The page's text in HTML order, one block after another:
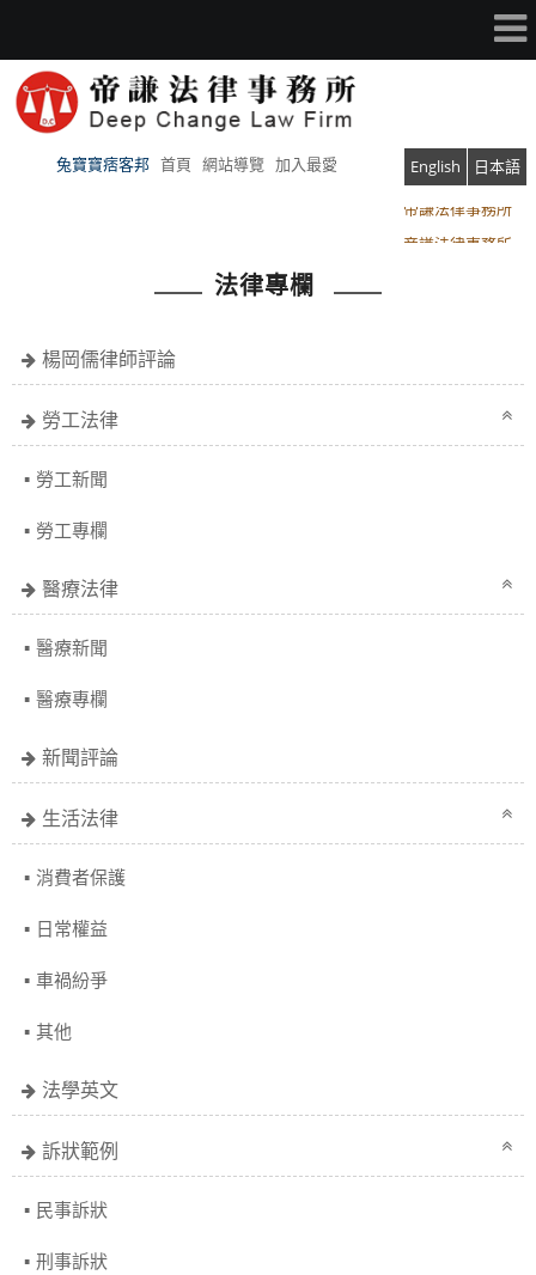
兔寶寶痞客邦 首頁 網站導覽 加入最愛 English
日本語
法律專欄
楊岡儒律師評論
勞工法律
勞工新聞
勞工專欄
醫療法律
醫療新聞
醫療專欄
新聞評論
生活法律
消費者保護
日常權益
車禍紛爭
其他
法學英文
訴狀範例
民事訴狀
刑事訴狀